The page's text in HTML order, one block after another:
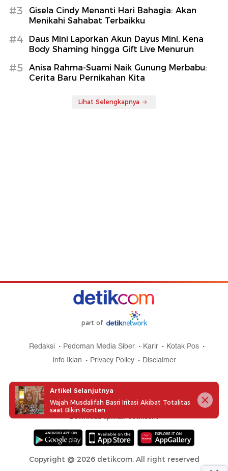
#3
Gisela Cindy Menanti Hari Bahagia: Akan
Menikahi Sahabat Terbaikku
#4
Daus Mini Laporkan Akun Dayus Mini, Kena
Body Shaming hingga Gift Live Menurun
#5
Anisa Rahma-Suami Naik Gunung Merbabu:
Cerita Baru Pernikahan Kita
Lihat Selengkapnya
part of
Redaksi Pedoman Media Siber Karir
Kotak Pos
Info Iklan
Privacy Policy Disclaimer
Copyright @ 2026 detikcom, All right reserved
Artikel Selanjutnya
Wajah Musdalifah Basri Iritasi Akibat Totalitas
saat Bikin Konten